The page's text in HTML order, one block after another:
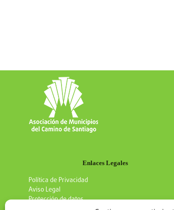
Enlaces Legales
Política de Privacidad
Aviso Legal
Protección de datos